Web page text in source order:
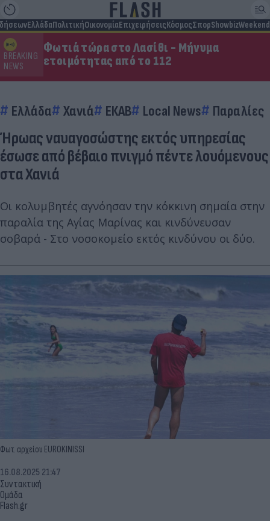
ΕλλάδαΠολιτικήΟικονομίαΕπιχειρήσειςΚόσμοςΣπορShowbizWeekend
BREAKING
NEWS
Φωτιά τώρα στο Λασίθι - Μήνυμα
ετοιμότητας από το 112
Ελλάδα Χανιά ΕΚΑΒ Local News Παραλίες
Ήρωας ναυαγοσώστης εκτός υπηρεσίας
έσωσε από βέβαιο πνιγμό πέντε λουόμενους
στα Χανιά
Οι κολυμβητές αγνόησαν την κόκκινη σημαία στην
παραλία της Αγίας Μαρίνας και κινδύνευσαν
σοβαρά - Στο νοσοκομείο εκτός κινδύνου οι δύο.
Φωτ. αρχείου EUROKINISSI
Συντακτική
Ομάδα
Flash.gr
16.08.2025 21:47